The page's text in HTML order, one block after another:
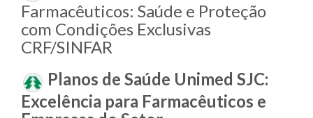
Farmacêuticos: Saúde e Proteção
com Condições Exclusivas
CRF/SINFAR
Planos de Saúde Unimed SJC:
Excelência para Farmacêuticos e